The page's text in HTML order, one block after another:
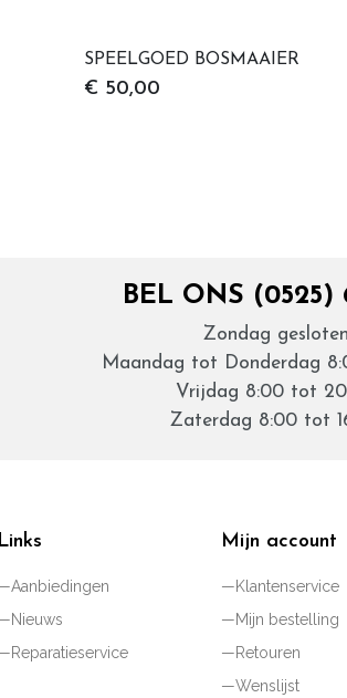
SPEELGOED BOSMAAIER
€ 50,00
BEL ONS (0525)
Zondag gesloten
Maandag tot Donderdag
Vrijdag 8:00 tot
Zaterdag 8:00 tot
Links
Aanbiedingen
Nieuws
Reparatieservice
Mijn account
Klantenservice
Mijn bestelling
Retouren
Wenslijst